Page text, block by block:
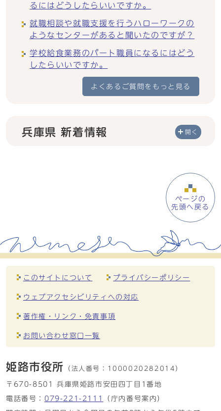
るにはどうしたらいいですか。
就職相談や就職支援を行うハローワークの
ようなセンターがあると聞いたのですが？
学校給食業務のパート職員になるにはどう
したらいいですか。
よくあるご質問をもっと見る
兵庫県 新着情報 開く
ページの
先頭へ戻る
このサイトについて プライバシーポリシー
ウェブアクセシビリティへの対応
著作権・リンク・免責事項
お問い合わせ窓口一覧
姫路市役所 （法人番号： 1000020282014）
〒670-8501 兵庫県姫路市安田四丁目1番地
電話番号： 079-221-2111
（庁内番号案内）